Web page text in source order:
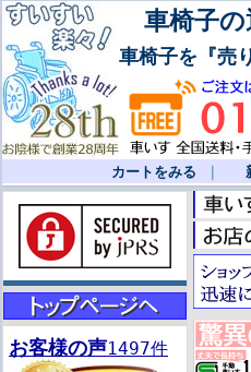
車椅子の
車椅子を『売
カートをみる
お客様の声1497件